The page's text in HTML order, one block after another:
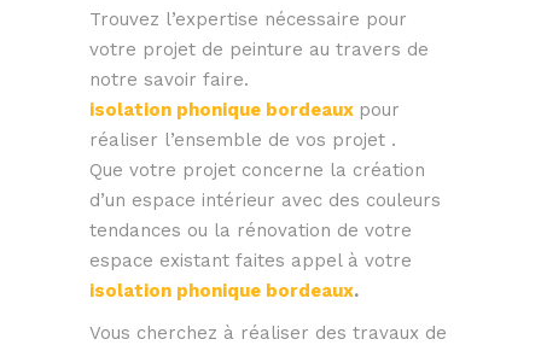
Trouvez l’expertise nécessaire pour
votre projet de peinture au travers de
notre savoir faire.
isolation phonique bordeaux pour
réaliser l’ensemble de vos projet .
Que votre projet concerne la création
d’un espace intérieur avec des couleurs
tendances ou la rénovation de votre
espace existant faites appel à votre
isolation phonique bordeaux.
Vous cherchez à réaliser des travaux de